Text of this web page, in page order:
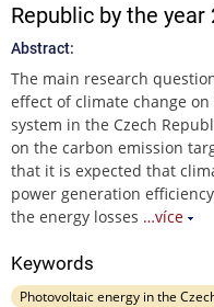
Republic by the year
Abstract:
The main research
effect of climate change
system in the Czech
on the carbon emission
that it is expected that
power generation
the energy losses …více
Keywords
Photovoltaic energy in the